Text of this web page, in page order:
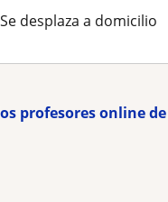
Se desplaza a domicilio
profesores online